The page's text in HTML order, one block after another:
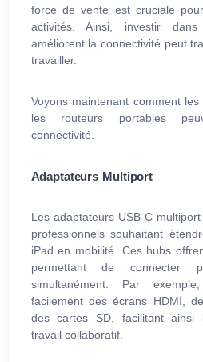
force de vente est cruciale
activités. Ainsi, investir
améliorent la connectivité peut
travailler.
Voyons maintenant comment
les routeurs portables
connectivité.
Adaptateurs Multiport
Les adaptateurs USB-C
professionnels souhaitant
iPad en mobilité. Ces hubs
permettant de connecter
simultanément. Par
facilement des écrans HDMI,
des cartes SD, facilitant ainsi
travail collaboratif.